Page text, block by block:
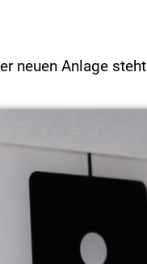
neuen Anlage